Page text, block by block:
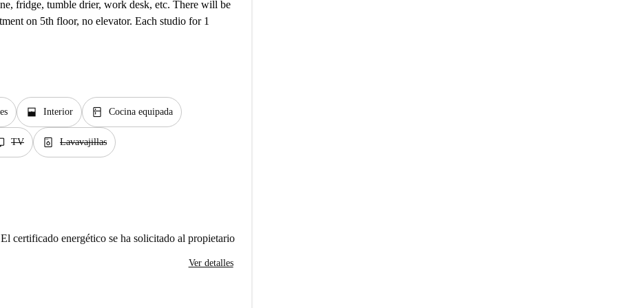
fridge, tumble drier, work desk, etc. There will be
on 5th floor, no elevator. Each studio for 1
window_open Interior kitchen Cocina equipada
TV dishwasher_gen Lavavajillas
El certificado energético se ha solicitado al propietario
Ver detalles